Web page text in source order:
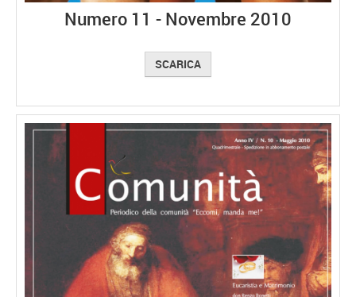
Numero 11 - Novembre 2010
SCARICA